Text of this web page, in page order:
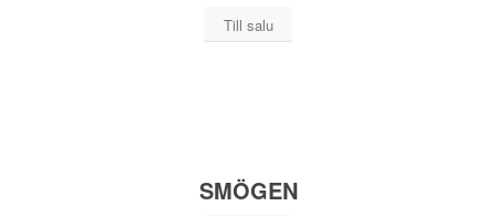
Till salu
SMÖGEN